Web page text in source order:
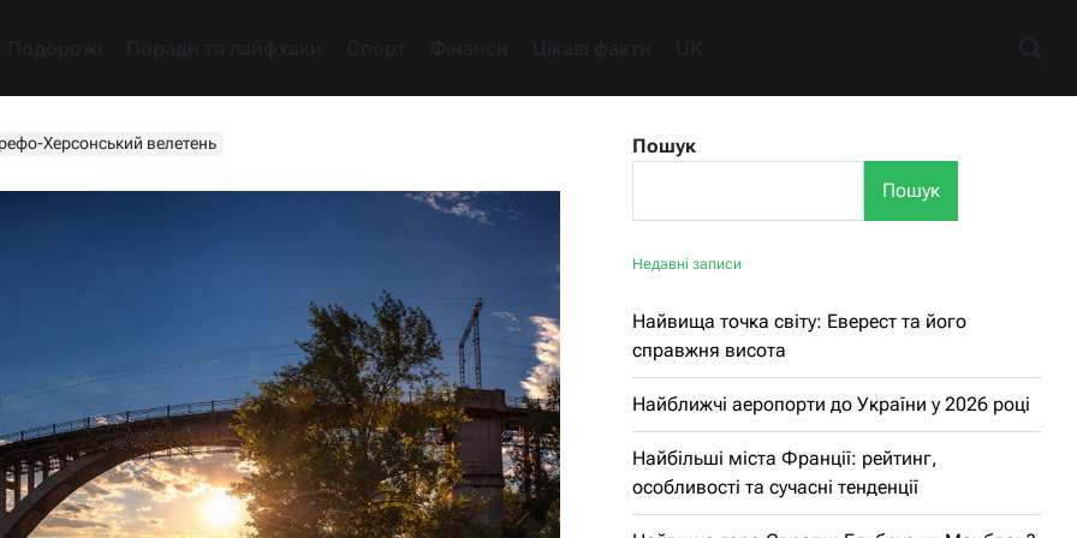
Херсонський велетень
Пошук
Пошук
Недавні записи
Найвища точка світу: Еверест та його
справжня висота
Найближчі аеропорти до України у 2026 році
Найбільші міста Франції: рейтинг,
особливості та сучасні тенденції